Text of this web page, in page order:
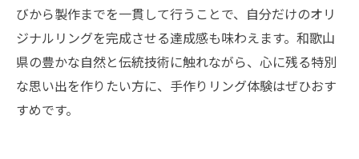
びから製作までを一貫して行うことで、自分だけのオリ
ジナルリングを完成させる達成感も味わえます。和歌山
県の豊かな自然と伝統技術に触れながら、心に残る特別
な思い出を作りたい方に、手作りリング体験はぜひおす
すめです。